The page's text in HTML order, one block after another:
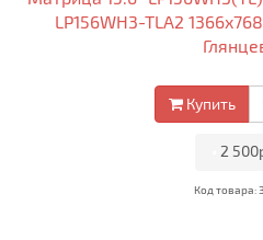
LP156WH3-TLA2
Купить
2
Код товара: